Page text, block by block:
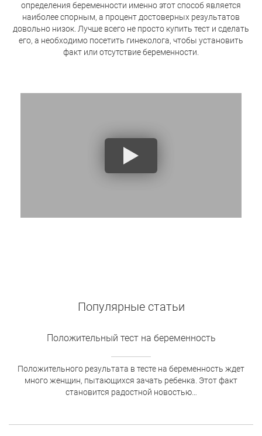
определения беременности именно этот способ является
наиболее спорным, а процент достоверных результатов
довольно низок. Лучше всего не просто купить тест и сделать
его, а необходимо посетить гинеколога, чтобы установить
факт или отсутствие беременности.
Популярные статьи
Положительный тест на беременность
Положительного результата в тесте на беременность ждет
много женщин, пытающихся зачать ребенка. Этот факт
становится радостной новостью…